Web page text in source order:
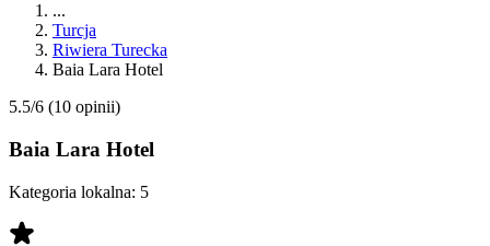
...
Turcja
Riwiera Turecka
Baia Lara Hotel
5.5/6 (10 opinii)
Baia Lara Hotel
Kategoria lokalna: 5